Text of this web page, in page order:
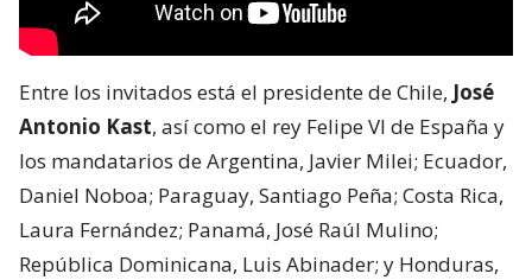
Entre los invitados está el presidente de Chile, José
Antonio Kast, así como el rey Felipe VI de España y
los mandatarios de Argentina, Javier Milei; Ecuador,
Daniel Noboa; Paraguay, Santiago Peña; Costa Rica,
Laura Fernández; Panamá, José Raúl Mulino;
República Dominicana, Luis Abinader; y Honduras,